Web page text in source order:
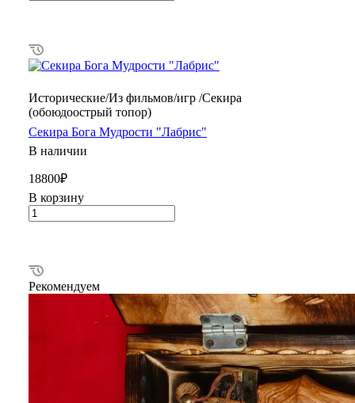
Исторические/Из фильмов/игр /Секира
(обоюдоострый топор)
Секира Бога Мудрости "Лабрис"
В наличии
18800₽
В корзину
Рекомендуем